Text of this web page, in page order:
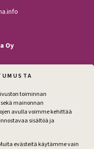
toiminnan
mainonnan
avulla voimme kehittää
sisältöä ja
evästeitä käytämme vain
Oy